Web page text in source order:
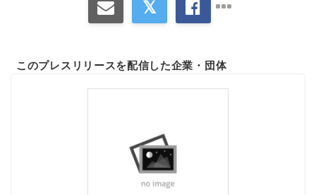
このプレスリリースを配信した企業・団体